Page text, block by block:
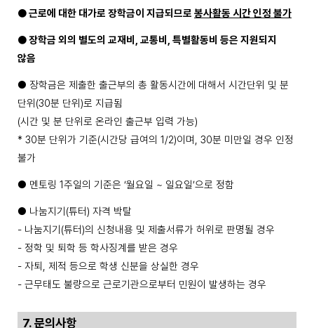
●근로에 대한 대가로 장학금이 지급되므로 봉사활동 시간 인정 불가
●장학금 외의 별도의 교재비 , 교통비 , 특별활동비 등은 지원되지
않음
● 장학금은 제출한 출근부의 총 활동시간에 대해서 시간단위 및 분
단위(30분 단위)로 지급됨
(시간 및 분 단위로 온라인 출근부 입력 가능)
* 30분 단위가 기준(시간당 급여의 1/2)이며, 30분 미만일 경우 인정
불가
● 멘토링 1주일의 기준은 ‘월요일 ~ 일요일’으로 정함
● 나눔지기(튜터) 자격 박탈
- 나눔지기(튜터)의 신청내용 및 제출서류가 허위로 판명될 경우
- 정학 및 퇴학 등 학사징계를 받은 경우
- 자퇴, 제적 등으로 학생 신분을 상실한 경우
- 근무태도 불량으로 근로기관으로부터 민원이 발생하는 경우
7. 문의사항